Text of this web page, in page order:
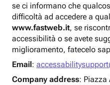
se ci informano che
difficoltà ad accedere a
www.fastweb.it, se
accessibilità o se avete
miglioramento, fatecelo
Email:
Company address: Piazza